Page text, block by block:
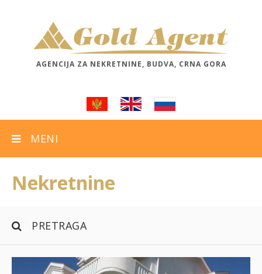
AGENCIJA ZA NEKRETNINE, BUDVA, CRNA GORA
MENI
Nekretnine
PRETRAGA